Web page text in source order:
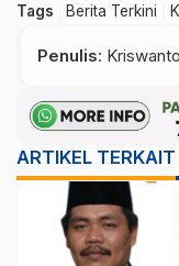
Tags Berita Terkini
Penulis: Kriswanto
ARTIKEL TERKAIT